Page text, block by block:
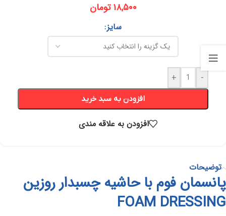
۱۸,۵۰۰ تومان
سایز
-
+
افزودن به سبد خرید
افزودن به علاقه مندی
توضیحات
پانسمان فوم با حاشیه چسبدار روزین
FOAM DRESSING